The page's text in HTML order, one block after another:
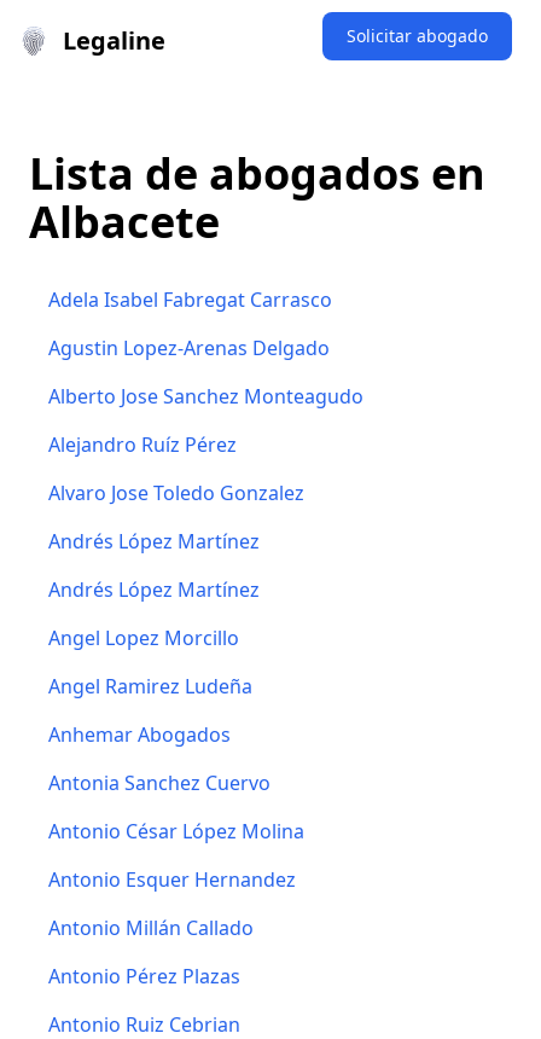
Legaline Solicitar abogado
Lista de abogados en
Albacete
Adela Isabel Fabregat Carrasco
Agustin Lopez-Arenas Delgado
Alberto Jose Sanchez Monteagudo
Alejandro Ruíz Pérez
Alvaro Jose Toledo Gonzalez
Andrés López Martínez
Andrés López Martínez
Angel Lopez Morcillo
Angel Ramirez Ludeña
Anhemar Abogados
Antonia Sanchez Cuervo
Antonio César López Molina
Antonio Esquer Hernandez
Antonio Millán Callado
Antonio Pérez Plazas
Antonio Ruiz Cebrian